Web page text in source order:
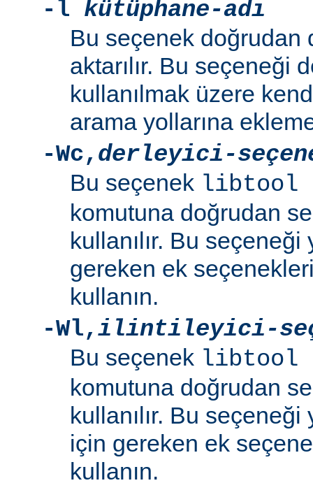
-l kütüphane-adı
Bu seçenek doğrudan
aktarılır. Bu seçeneği
kullanılmak üzere
arama yollarına
-Wc, derleyici-
Bu seçenek libtool
komutuna doğrudan
kullanılır. Bu
gereken ek
kullanın.
-Wl,ilintileyici-
Bu seçenek libtool
komutuna doğrudan
kullanılır. Bu
için gereken ek
kullanın.